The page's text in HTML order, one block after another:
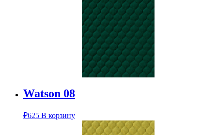
Watson 08
₽625 В корзину